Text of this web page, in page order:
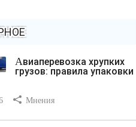
Авиаперевозка хрупких
грузов: правила упаковки
Мнения